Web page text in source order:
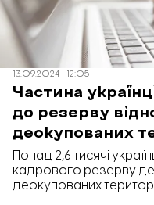
13.09.2024 | 12:05
Частина
до резерву
деокупованих
області
Понад 2,6 тисячі
кадрового резерву
деокупованих